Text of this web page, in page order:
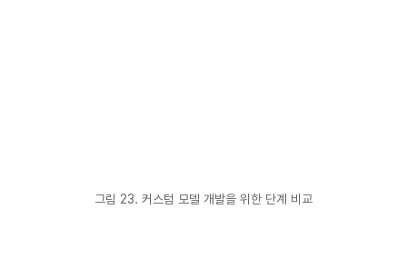
그림 23. 커스텀 모델 개발을 위한 단계 비교